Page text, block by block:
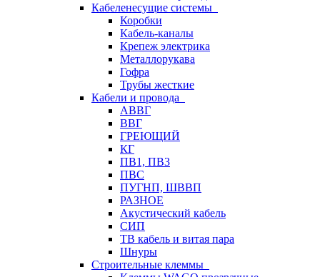
Кабеленесущие системы
Коробки
Кабель-каналы
Крепеж электрика
Металлорукава
Гофра
Трубы жесткие
Кабели и провода
АВВГ
ВВГ
ГРЕЮЩИЙ
КГ
ПВ1, ПВ3
ПВС
ПУГНП, ШВВП
РАЗНОЕ
Акустический кабель
СИП
ТВ кабель и витая пара
Шнуры
Строительные клеммы